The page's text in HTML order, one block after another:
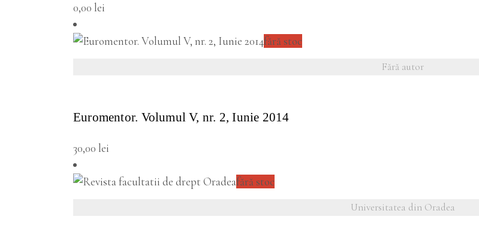
0,00 lei
fără stoc
Fără autor
Euromentor. Volumul V, nr. 2, Iunie 2014
30,00 lei
fără stoc
Universitatea din Oradea